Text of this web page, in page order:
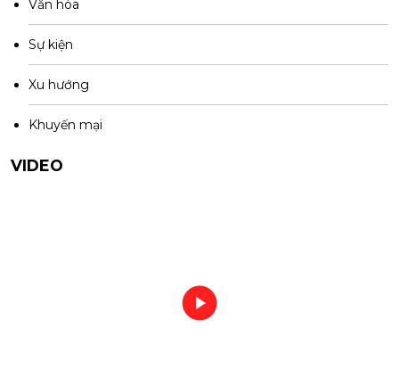
Văn hóa
Sự kiện
Xu hướng
Khuyến mại
VIDEO